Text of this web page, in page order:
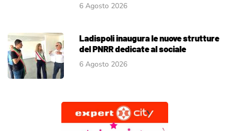
6 Agosto 2026
Ladispoli inaugura le nuove strutture
del PNRR dedicate al sociale
6 Agosto 2026